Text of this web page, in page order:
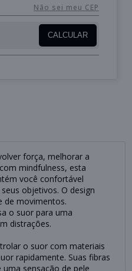
Não sei meu CEP
CALCULAR
força, melhorar a
mindfulness, esta
você confortável
objetivos. O design
de movimentos.
o suor para uma
distrações.
o suor com materiais
rapidamente. Suas fibras
sensação de pele